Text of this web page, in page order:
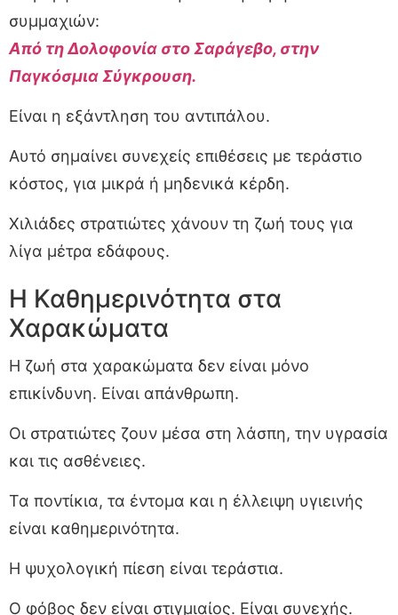
συμμαχιών:
Από τη Δολοφονία στο Σαράγεβο, στην
Παγκόσμια Σύγκρουση.
Είναι η εξάντληση του αντιπάλου.
Αυτό σημαίνει συνεχείς επιθέσεις με τεράστιο
κόστος, για μικρά ή μηδενικά κέρδη.
Χιλιάδες στρατιώτες χάνουν τη ζωή τους για
λίγα μέτρα εδάφους.
Η Καθημερινότητα στα
Χαρακώματα
Η ζωή στα χαρακώματα δεν είναι μόνο
επικίνδυνη. Είναι απάνθρωπη.
Οι στρατιώτες ζουν μέσα στη λάσπη, την υγρασία
και τις ασθένειες.
Τα ποντίκια, τα έντομα και η έλλειψη υγιεινής
είναι καθημερινότητα.
Η ψυχολογική πίεση είναι τεράστια.
Ο φόβος δεν είναι στιγμιαίος. Είναι συνεχής.